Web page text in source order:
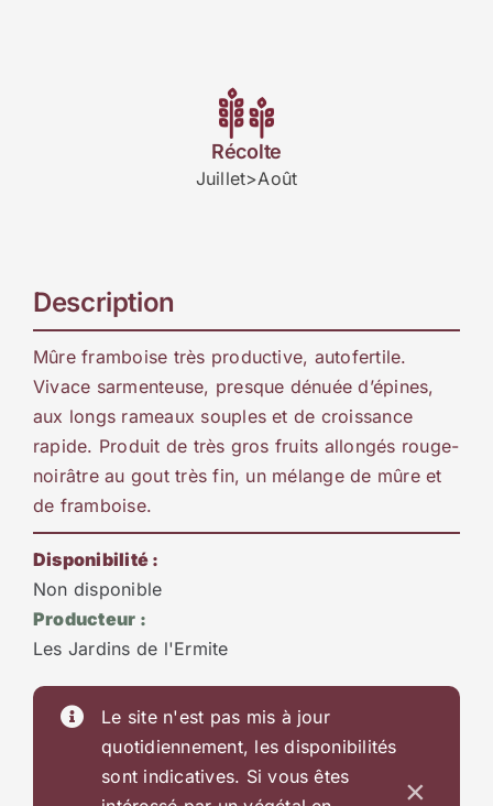
Récolte
Juillet>Août
Description
Mûre framboise très productive, autofertile.
Vivace sarmenteuse, presque dénuée d’épines,
aux longs rameaux souples et de croissance
rapide. Produit de très gros fruits allongés rouge-
noirâtre au gout très fin, un mélange de mûre et
de framboise.
Disponibilité :
Non disponible
Producteur :
Les Jardins de l'Ermite
Le site n'est pas mis à jour
quotidiennement, les disponibilités
sont indicatives. Si vous êtes
×